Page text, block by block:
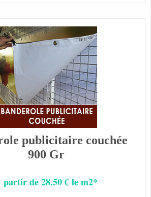
publicitaire couchée
900 Gr
partir de 28,50 € le m2*